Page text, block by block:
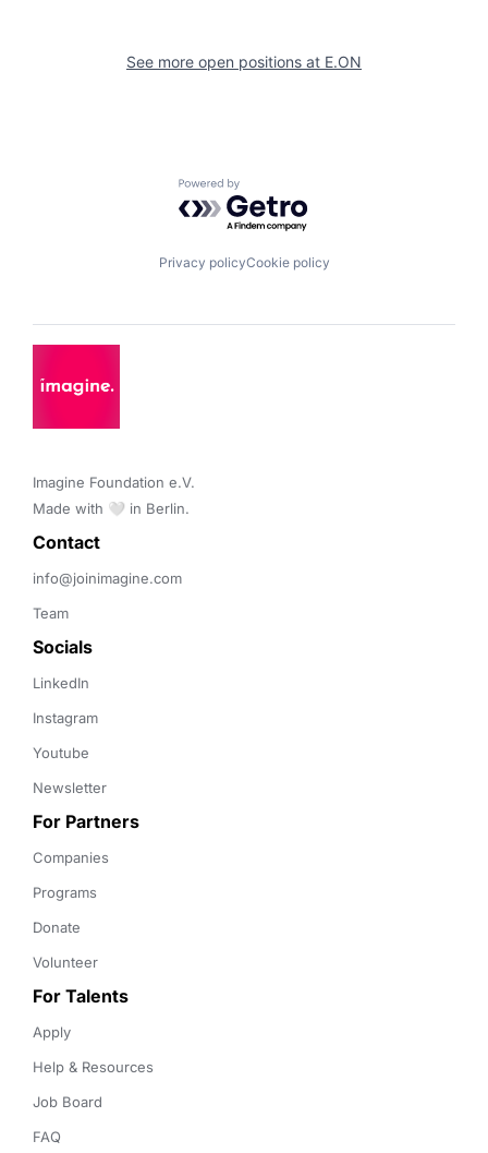
See more open positions at E.ON
Powered by Getro.com
Privacy policyCookie policy
Imagine Foundation e.V.
Made with 🤍 in Berlin.
Contact
info@joinimagine.com
Team
Socials
LinkedIn
Instagram
Youtube
Newsletter
For Partners
Companies
Programs
Donate
Volunteer
For Talents
Apply
Help & Resources
Job Board
FAQ